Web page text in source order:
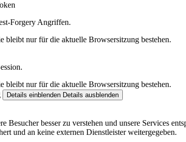
Forgery Angriffen.
bleibt nur für die aktuelle Browsersitzung bestehen.
bleibt nur für die aktuelle Browsersitzung bestehen.
Details einblenden Details ausblenden
Besucher besser zu verstehen und unsere Services
und an keine externen Dienstleister weitergegeben.